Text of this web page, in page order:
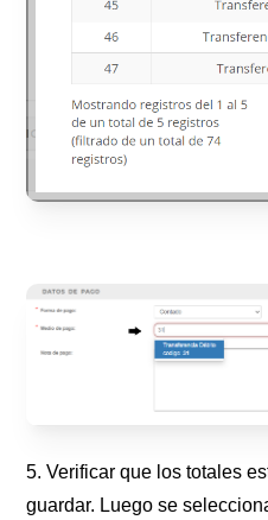
5. Verificar que los totales
guardar. Luego se